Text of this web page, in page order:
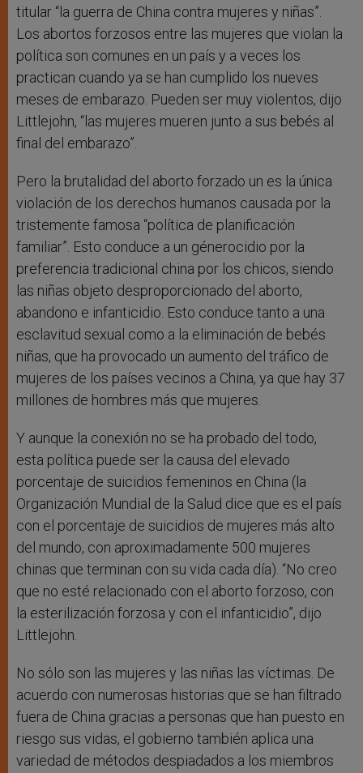
titular “la guerra de China contra mujeres y niñas”.
Los abortos forzosos entre las mujeres que violan la
política son comunes en un país y a veces los
practican cuando ya se han cumplido los nueves
meses de embarazo. Pueden ser muy violentos, dijo
Littlejohn, “las mujeres mueren junto a sus bebés al
final del embarazo”.
Pero la brutalidad del aborto forzado un es la única
violación de los derechos humanos causada por la
tristemente famosa “política de planificación
familiar”. Esto conduce a un génerocidio por la
preferencia tradicional china por los chicos, siendo
las niñas objeto desproporcionado del aborto,
abandono e infanticidio. Esto conduce tanto a una
esclavitud sexual como a la eliminación de bebés
niñas, que ha provocado un aumento del tráfico de
mujeres de los países vecinos a China, ya que hay 37
millones de hombres más que mujeres.
Y aunque la conexión no se ha probado del todo,
esta política puede ser la causa del elevado
porcentaje de suicidios femeninos en China (la
Organización Mundial de la Salud dice que es el país
con el porcentaje de suicidios de mujeres más alto
del mundo, con aproximadamente 500 mujeres
chinas que terminan con su vida cada día). “No creo
que no esté relacionado con el aborto forzoso, con
la esterilización forzosa y con el infanticidio”, dijo
Littlejohn.
No sólo son las mujeres y las niñas las víctimas. De
acuerdo con numerosas historias que se han filtrado
fuera de China gracias a personas que han puesto en
riesgo sus vidas, el gobierno también aplica una
variedad de métodos despiadados a los miembros